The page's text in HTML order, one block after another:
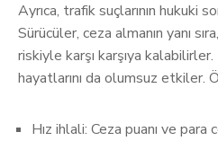
Ayrıca, trafik suçlarının hukuki
Sürücüler, ceza almanın yanı
riskiyle karşı karşıya
hayatlarını da olumsuz etkiler.
Hız ihlali: Ceza puanı ve para